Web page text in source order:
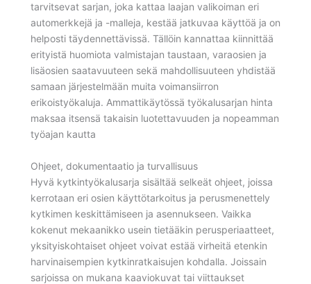
tarvitsevat sarjan, joka kattaa laajan valikoiman eri
automerkkejä ja -malleja, kestää jatkuvaa käyttöä ja on
helposti täydennettävissä. Tällöin kannattaa kiinnittää
erityistä huomiota valmistajan taustaan, varaosien ja
lisäosien saatavuuteen sekä mahdollisuuteen yhdistää
samaan järjestelmään muita voimansiirron
erikoistyökaluja. Ammattikäytössä työkalusarjan hinta
maksaa itsensä takaisin luotettavuuden ja nopeamman
työajan kautta
Ohjeet, dokumentaatio ja turvallisuus
Hyvä kytkintyökalusarja sisältää selkeät ohjeet, joissa
kerrotaan eri osien käyttötarkoitus ja perusmenettely
kytkimen keskittämiseen ja asennukseen. Vaikka
kokenut mekaanikko usein tietääkin perusperiaatteet,
yksityiskohtaiset ohjeet voivat estää virheitä etenkin
harvinaisempien kytkinratkaisujen kohdalla. Joissain
sarjoissa on mukana kaaviokuvat tai viittaukset